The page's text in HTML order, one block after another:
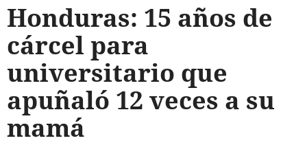
Honduras: 15 años de
cárcel para
universitario que
apuñaló 12 veces a su
mamá